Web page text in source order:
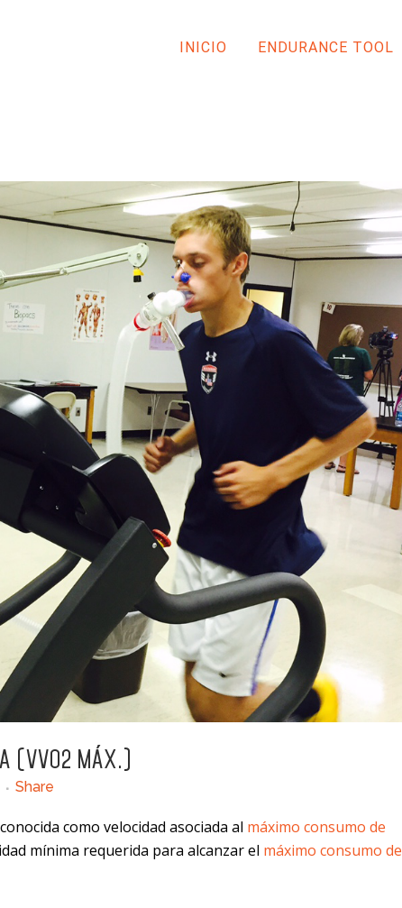
INICIO ENDURANCE TOOL
(VVO2 MÁX.)
Share
como velocidad asociada al máximo consumo de
mínima requerida para alcanzar el máximo consumo de